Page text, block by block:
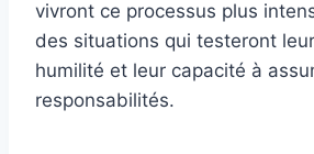
vivront ce processus plus
des situations qui testeront
humilité et leur capacité à
responsabilités.